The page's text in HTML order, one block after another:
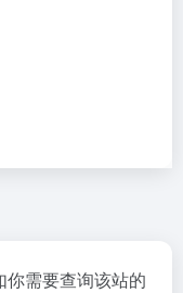
需要查询该站的